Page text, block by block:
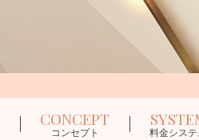
CONCEPT
コンセプト 料金システ